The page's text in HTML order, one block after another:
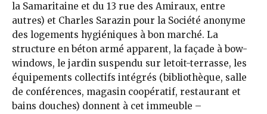
la Samaritaine et du 13 rue des Amiraux, entre
autres) et Charles Sarazin pour la Société anonyme
des logements hygiéniques à bon marché. La
structure en béton armé apparent, la façade à bow-
windows, le jardin suspendu sur letoit-terrasse, les
équipements collectifs intégrés (bibliothèque, salle
de conférences, magasin coopératif, restaurant et
bains douches) donnent à cet immeuble –